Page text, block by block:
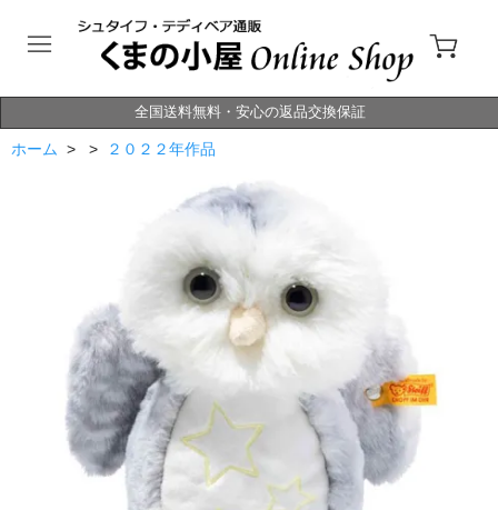
全国送料無料・安心の返品交換保証
ホーム > > ２０２２年作品